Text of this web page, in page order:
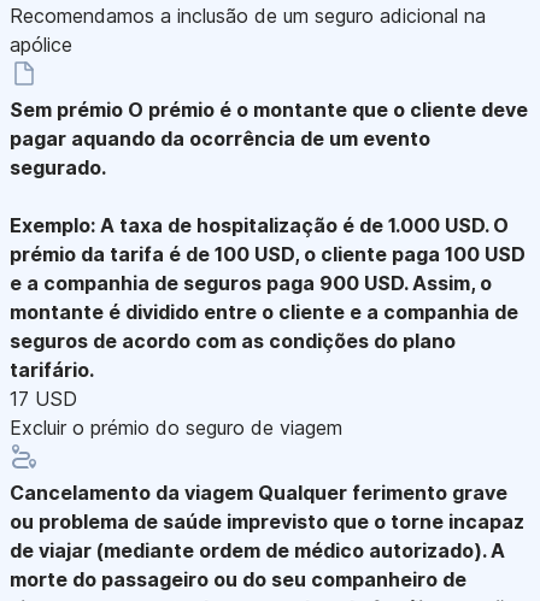
Recomendamos a inclusão de um seguro adicional na
apólice
Sem prémio O prémio é o montante que o cliente deve
pagar aquando da ocorrência de um evento
segurado.
Exemplo: A taxa de hospitalização é de 1.000 USD. O
prémio da tarifa é de 100 USD, o cliente paga 100 USD
e a companhia de seguros paga 900 USD. Assim, o
montante é dividido entre o cliente e a companhia de
seguros de acordo com as condições do plano
tarifário.
17 USD
Excluir o prémio do seguro de viagem
Cancelamento da viagem Qualquer ferimento grave
ou problema de saúde imprevisto que o torne incapaz
de viajar (mediante ordem de médico autorizado). A
morte do passageiro ou do seu companheiro de